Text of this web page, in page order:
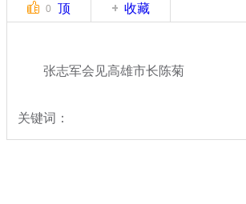
0 顶 收藏
张志军会见高雄市长陈菊
关键词：